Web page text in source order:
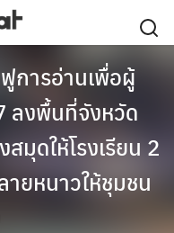
การอ่านเพื่อผู้
ลงพื้นที่จังหวัด
มุดให้โรงเรียน 2
ยหนาวให้ชุมชน